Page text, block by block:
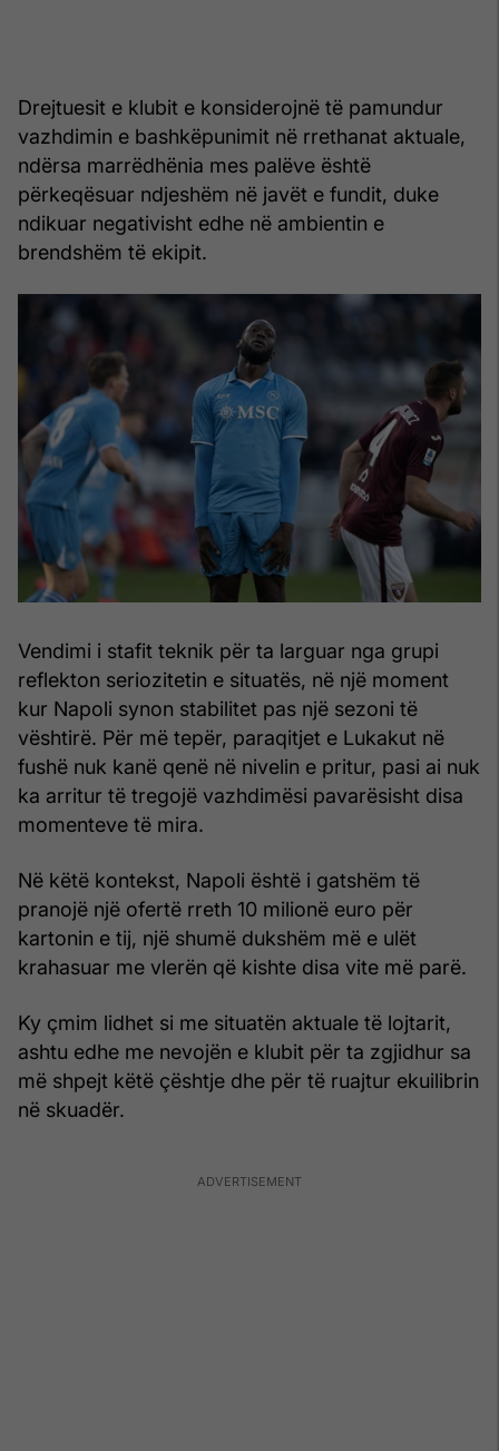
Drejtuesit e klubit e konsiderojnë të pamundur
vazhdimin e bashkëpunimit në rrethanat aktuale,
ndërsa marrëdhënia mes palëve është
përkeqësuar ndjeshëm në javët e fundit, duke
ndikuar negativisht edhe në ambientin e
brendshëm të ekipit.
Vendimi i stafit teknik për ta larguar nga grupi
reflekton seriozitetin e situatës, në një moment
kur Napoli synon stabilitet pas një sezoni të
vështirë. Për më tepër, paraqitjet e Lukakut në
fushë nuk kanë qenë në nivelin e pritur, pasi ai nuk
ka arritur të tregojë vazhdimësi pavarësisht disa
momenteve të mira.
Në këtë kontekst, Napoli është i gatshëm të
pranojë një ofertë rreth 10 milionë euro për
kartonin e tij, një shumë dukshëm më e ulët
krahasuar me vlerën që kishte disa vite më parë.
Ky çmim lidhet si me situatën aktuale të lojtarit,
ashtu edhe me nevojën e klubit për ta zgjidhur sa
më shpejt këtë çështje dhe për të ruajtur ekuilibrin
në skuadër.